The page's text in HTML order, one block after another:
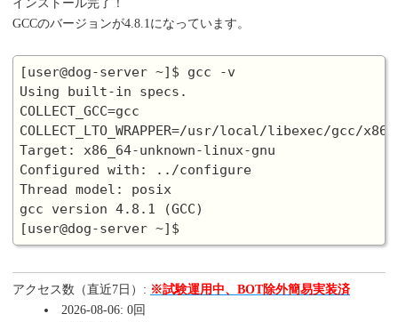
インストール完了！
GCCのバージョンが4.8.1になっています。
[user@dog-server ~]$ gcc -v
Using built-in specs.
COLLECT_GCC=gcc
COLLECT_LTO_WRAPPER=/usr/local/libexec/gcc/
Target: x86_64-unknown-linux-gnu
Configured with: ../configure
Thread model: posix
gcc version 4.8.1 (GCC)
アクセス数（直近7日）: ※試験運用中、BOT除外簡易実装済
2026-08-06: 0回